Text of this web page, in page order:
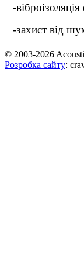
-
-захист від
© 2003-2026
Розробка сайту: